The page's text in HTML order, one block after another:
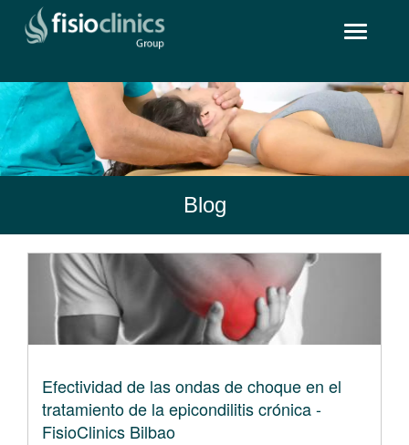
Pasar
principal
Toggle
Blog
Efectividad de las ondas de choque en el
tratamiento de la epicondilitis crónica -
FisioClinics Bilbao